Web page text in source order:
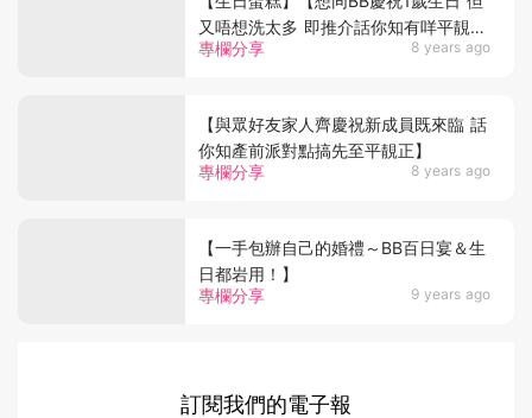
專欄分享 8 years ago
又唔想洗太多 即推介話你知有咩平靚正
DIY心水選擇】
專欄分享 8 years ago
【與眾好友家人齊慶祝新成員既來臨 話
你知產前派對點搞先至平靚正】
專欄分享 9 years ago
【一手包辦自己的婚禮～BB百日宴＆生
日都岩用！】
訂閱我們的電子報